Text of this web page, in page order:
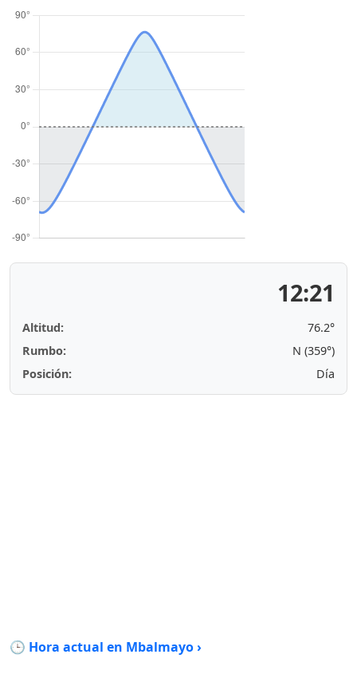
12:21
Altitud:
76.2°
Rumbo:
N (359°)
Posición:
Día
🕒 Hora actual en Mbalmayo ›